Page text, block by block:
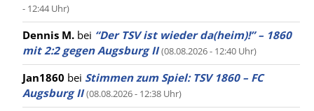
- 12:44 Uhr)
Dennis M. bei “Der TSV ist wieder da(heim)!” – 1860
mit 2:2 gegen Augsburg II (08.08.2026 - 12:40 Uhr)
Jan1860 bei Stimmen zum Spiel: TSV 1860 – FC
Augsburg II (08.08.2026 - 12:38 Uhr)